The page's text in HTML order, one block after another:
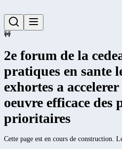
🚧
2e forum de la
pratiques en sante
exhortes a
oeuvre efficace des
prioritaires
Cette page est en cours de construction.